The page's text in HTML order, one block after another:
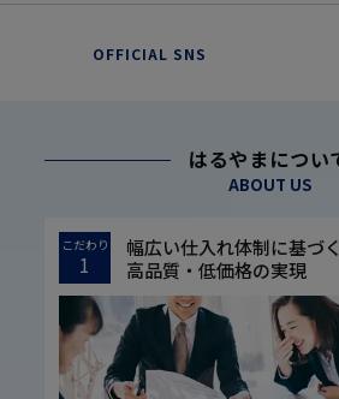
OFFICIAL SNS
はるやまについ
ABOUT US
こだわり
1
幅広い仕入れ体制に基づく
高品質・低価格の実現